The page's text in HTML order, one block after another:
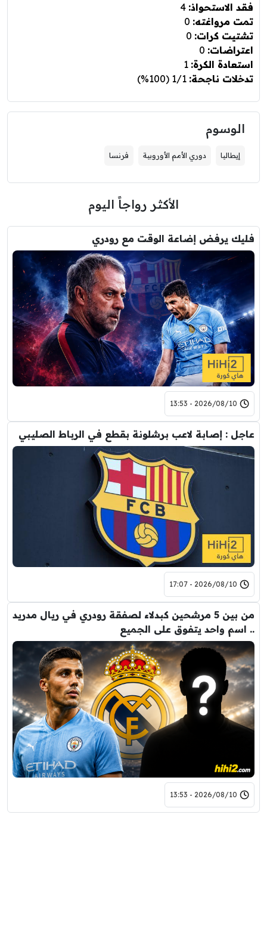
فقد الاستحواذ:
تمت مرواغته:
تشتيت كرات:
اعتراضات:
استعادة الكرة:
تدخلات ناجحة:
الوسوم
إيطاليا دوري الأمم الأوروبية فرنسا
الأكثر رواجاً اليوم
فليك يرفض إضاعة الوقت مع رودري
2026/08/10 - 13:53
عاجل : إصابة لاعب برشلونة بقطع في الرباط الصليبي
2026/08/10 - 17:07
من بين 5 مرشحين كبدلاء لصفقة رودري في ريال مدريد
.. اسم واحد يتفوق على الجميع
2026/08/10 - 13:53